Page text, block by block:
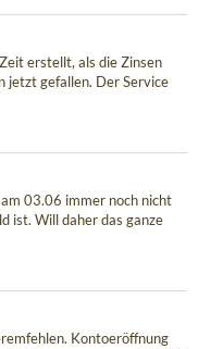
erstellt, als die Zinsen
jetzt gefallen. Der Service
03.06 immer noch nicht
ist. Will daher das ganze
Kontoeröffnung